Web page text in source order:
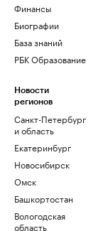
Финансы
Биографии
База знаний
РБК Образование
Новости
регионов
Санкт-Петербург
и область
Екатеринбург
Новосибирск
Омск
Башкортостан
Вологодская
область